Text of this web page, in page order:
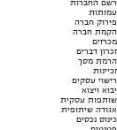
רשם החברות
עמותות
פירוק חברה
הקמת חברה
מכרזים
זכרון דברים
הרמת מסך
זכיינות
רישוי עסקים
יבוא ויצוא
שותפות עסקית
אגודה שיתופית
כינוס נכסים